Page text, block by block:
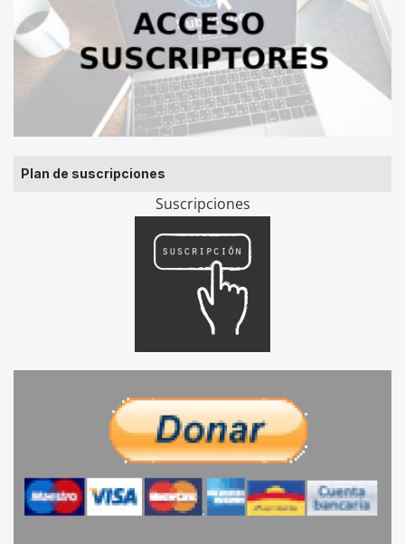
Plan de suscripciones
Suscripciones